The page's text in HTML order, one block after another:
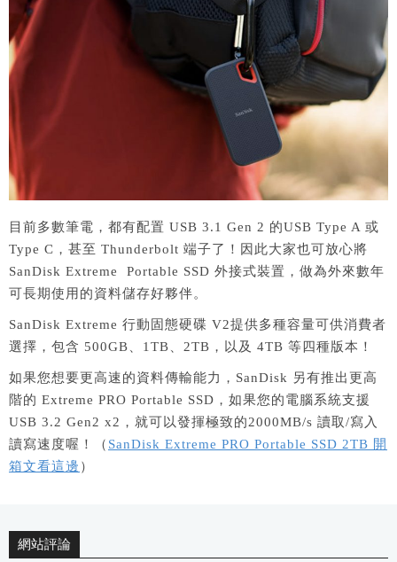
目前多數筆電，都有配置 USB 3.1 Gen 2 的USB Type A 或
Type C，甚至 Thunderbolt 端子了！因此大家也可放心將
SanDisk Extreme Portable SSD 外接式裝置，做為外來數年
可長期使用的資料儲存好夥伴。
SanDisk Extreme 行動固態硬碟 V2提供多種容量可供消費者
選擇，包含 500GB、1TB、2TB，以及 4TB 等四種版本！
如果您想要更高速的資料傳輸能力，SanDisk 另有推出更高
階的 Extreme PRO Portable SSD，如果您的電腦系統支援
USB 3.2 Gen2 x2，就可以發揮極致的2000MB/s 讀取/寫入
讀寫速度喔！（ SanDisk Extreme PRO Portable SSD 2TB 開
箱文看這邊 ）
網站評論